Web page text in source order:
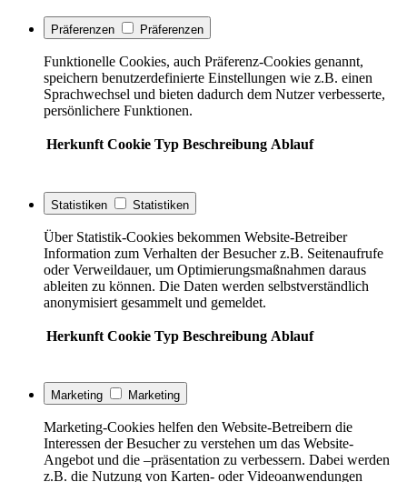
Präferenzen Präferenzen
Funktionelle Cookies, auch Präferenz-Cookies genannt,
speichern benutzerdefinierte Einstellungen wie z.B. einen
Sprachwechsel und bieten dadurch dem Nutzer verbesserte,
persönlichere Funktionen.
Herkunft Cookie Typ Beschreibung Ablauf
Statistiken Statistiken
Über Statistik-Cookies bekommen Website-Betreiber
Information zum Verhalten der Besucher z.B. Seitenaufrufe
oder Verweildauer, um Optimierungsmaßnahmen daraus
ableiten zu können. Die Daten werden selbstverständlich
anonymisiert gesammelt und gemeldet.
Herkunft Cookie Typ Beschreibung Ablauf
Marketing Marketing
Marketing-Cookies helfen den Website-Betreibern die
Interessen der Besucher zu verstehen um das Website-
Angebot und die –präsentation zu verbessern. Dabei werden
z.B. die Nutzung von Karten- oder Videoanwendungen